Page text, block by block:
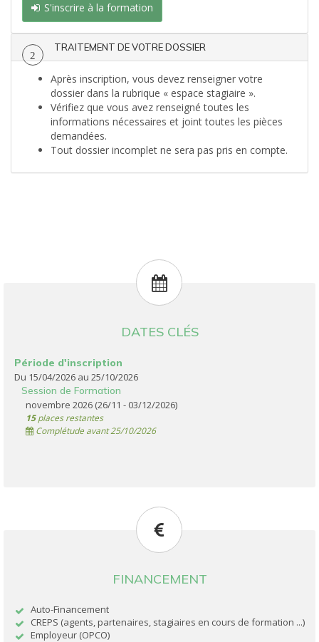
S'inscrire à la formation
2
TRAITEMENT DE VOTRE DOSSIER
Après inscription, vous devez renseigner votre
dossier dans la rubrique « espace stagiaire ».
Vérifiez que vous avez renseigné toutes les
informations nécessaires et joint toutes les pièces
demandées.
Tout dossier incomplet ne sera pas pris en compte.
DATES CLÉS
Période d'inscription
Du 15/04/2026 au 25/10/2026
Session de Formation
novembre 2026 (26/11 - 03/12/2026)
15places restantes
Complétude avant 25/10/2026
FINANCEMENT
Auto-Financement
CREPS (agents, partenaires, stagiaires en cours de formation ...)
Employeur (OPCO)